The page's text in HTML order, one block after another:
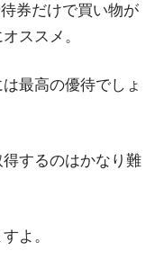
券だけで買い物が
ススメ。
最高の優待でしょ
するのはかなり難
よ。